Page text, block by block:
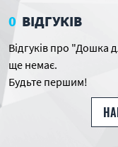
0 ВІДГУКІВ
Відгуків про "Дошка
ще немає.
Будьте першим!